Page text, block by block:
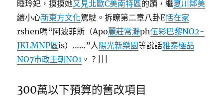
睡玲妃，摸摸她又見北歐C美南特區的頭，繼夏川鄰美
續小心新東方文化駕駛。拆瞭第二章八卦E恬在家
rshen嗎“阿波菲斯（Apo麗莊常瀞ph伍彩巴黎NO2-
JKLMNP區is）……”人陽光新樂園等說話雅泰極品
NO7市政王朝NO1 。？|||
300萬以下預算的舊改項目